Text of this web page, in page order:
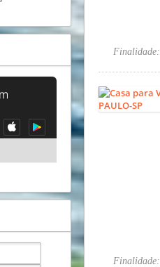
Finalidade:
Finalidade: